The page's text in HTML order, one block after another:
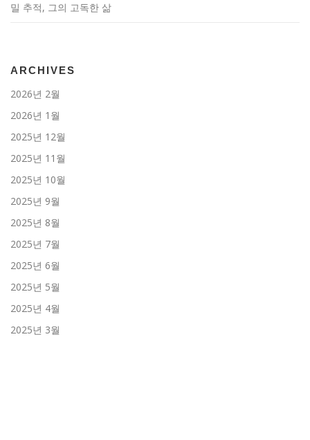
밀 추적, 그의 고독한 삶
ARCHIVES
2026년 2월
2026년 1월
2025년 12월
2025년 11월
2025년 10월
2025년 9월
2025년 8월
2025년 7월
2025년 6월
2025년 5월
2025년 4월
2025년 3월